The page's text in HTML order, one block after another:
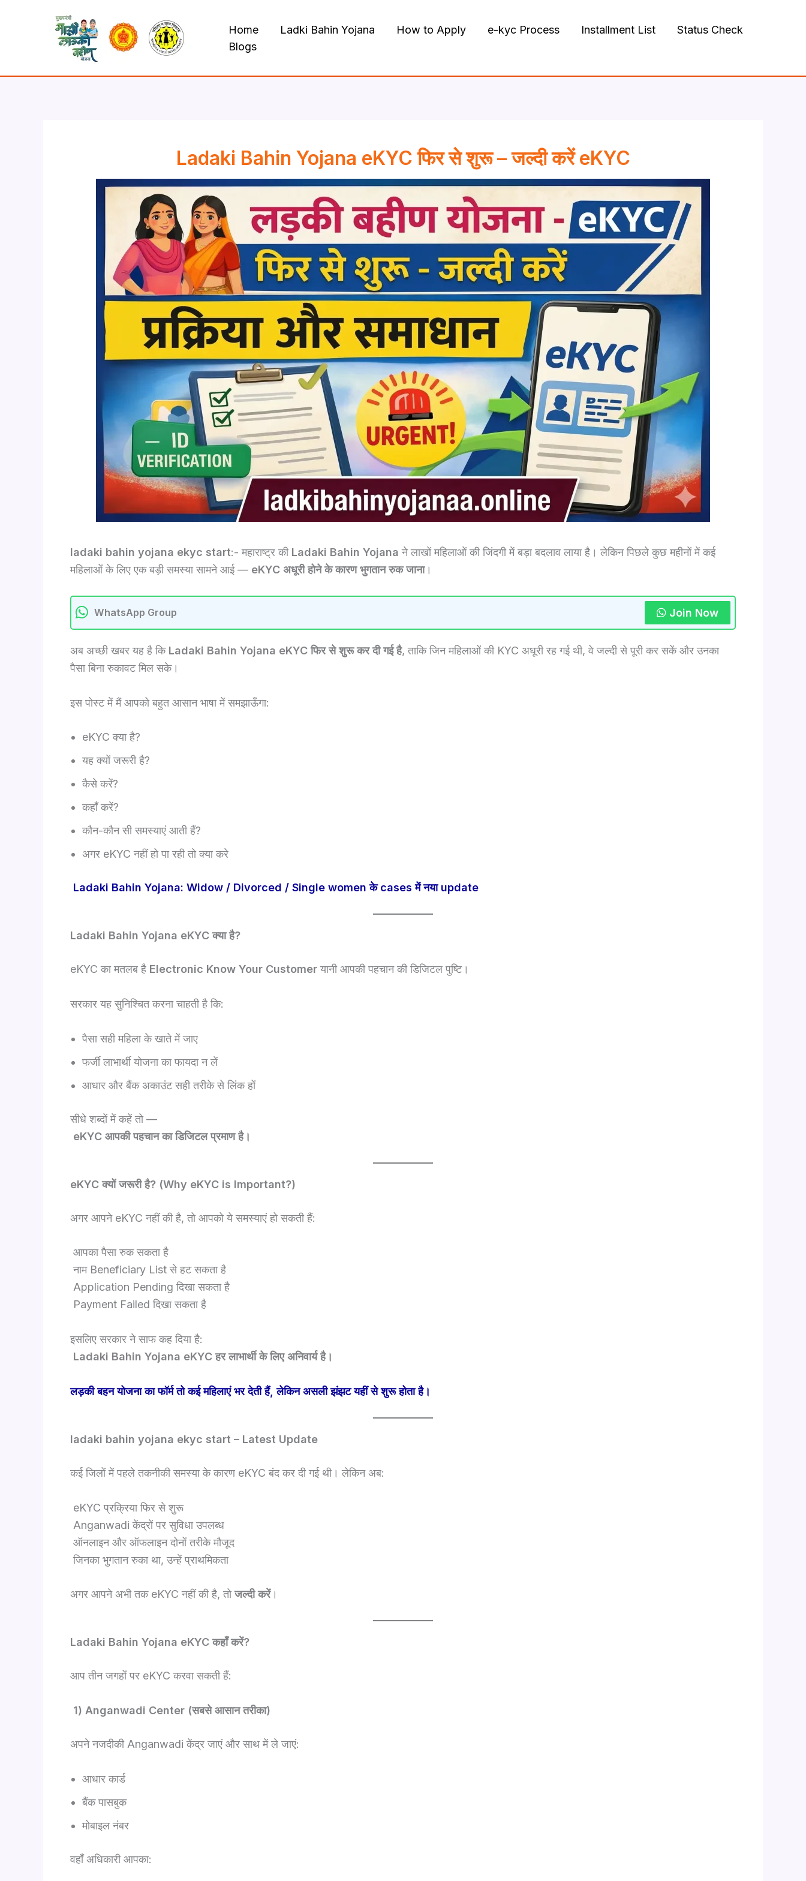
Home Ladki Bahin Yojana How to Apply e-kyc Process Installment List
Status Check
Blogs
Ladaki Bahin Yojana eKYC फिर से शुरू – जल्दी करें eKYC
ladaki bahin yojana ekyc start:- महाराष्ट्र की Ladaki Bahin Yojana ने लाखों महिलाओं की जिंदगी में बड़ा बदलाव लाया है। लेकिन पिछले कुछ महीनों में कई
महिलाओं के लिए एक बड़ी समस्या सामने आई — eKYC अधूरी होने के कारण भुगतान रुक जाना।
WhatsApp Group Join Now
अब अच्छी खबर यह है कि Ladaki Bahin Yojana eKYC फिर से शुरू कर दी गई है, ताकि जिन महिलाओं की KYC अधूरी रह गई थी, वे जल्दी से पूरी कर सकें और उनका
पैसा बिना रुकावट मिल सके।
इस पोस्ट में मैं आपको बहुत आसान भाषा में समझाऊँगा:
eKYC क्या है?
यह क्यों जरूरी है?
कैसे करें?
कहाँ करें?
कौन-कौन सी समस्याएं आती हैं?
अगर eKYC नहीं हो पा रही तो क्या करे
Ladaki Bahin Yojana: Widow / Divorced / Single women के cases में नया update
Ladaki Bahin Yojana eKYC क्या है?
eKYC का मतलब है Electronic Know Your Customerयानी आपकी पहचान की डिजिटल पुष्टि।
सरकार यह सुनिश्चित करना चाहती है कि:
पैसा सही महिला के खाते में जाए
फर्जी लाभार्थी योजना का फायदा न लें
आधार और बैंक अकाउंट सही तरीके से लिंक हों
सीधे शब्दों में कहें तो —
eKYC आपकी पहचान का डिजिटल प्रमाण है।
eKYC क्यों जरूरी है? (Why eKYC is Important?)
अगर आपने eKYC नहीं की है, तो आपको ये समस्याएं हो सकती हैं:
आपका पैसा रुक सकता है
नाम Beneficiary List से हट सकता है
Application Pending दिखा सकता है
Payment Failed दिखा सकता है
इसलिए सरकार ने साफ कह दिया है:
Ladaki Bahin Yojana eKYC हर लाभार्थी के लिए अनिवार्य है।
लड़की बहन योजना का फॉर्म तो कई महिलाएं भर देती हैं, लेकिन असली झंझट यहीं से शुरू होता है।
ladaki bahin yojana ekyc start – Latest Update
कई जिलों में पहले तकनीकी समस्या के कारण eKYC बंद कर दी गई थी। लेकिन अब:
eKYC प्रक्रिया फिर से शुरू
Anganwadi केंद्रों पर सुविधा उपलब्ध
ऑनलाइन और ऑफलाइन दोनों तरीके मौजूद
जिनका भुगतान रुका था, उन्हें प्राथमिकता
अगर आपने अभी तक eKYC नहीं की है, तोजल्दी करें।
Ladaki Bahin Yojana eKYC कहाँ करें?
आप तीन जगहों पर eKYC करवा सकती हैं:
1) Anganwadi Center (सबसे आसान तरीका)
अपने नजदीकी Anganwadi केंद्र जाएं और साथ में ले जाएं:
आधार कार्ड
बैंक पासबुक
मोबाइल नंबर
वहाँ अधिकारी आपका: